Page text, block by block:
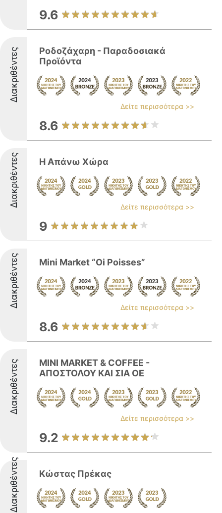
9.6
Διακριθέντες
Ροδοζάχαρη - Παραδοσιακά
Προϊόντα
Δείτε περισσότερα >>
8.6
Διακριθέντες Η Απάνω Χώρα
Δείτε περισσότερα >>
9
Διακριθέντες Mini Market “Oi Poisses”
Δείτε περισσότερα >>
8.6
Διακριθέντες
MINI MARKET & COFFEE -
ΑΠΟΣΤΟΛΟΥ ΚΑΙ ΣΙΑ ΟΕ
Δείτε περισσότερα >>
9.2
Διακριθέντες Κώστας Πρέκας